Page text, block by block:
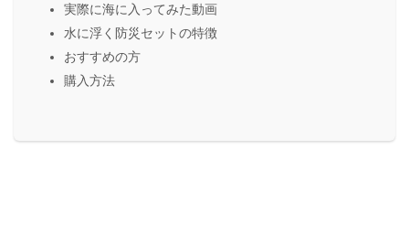
実際に海に入ってみた動画
水に浮く防災セットの特徴
おすすめの方
購入方法